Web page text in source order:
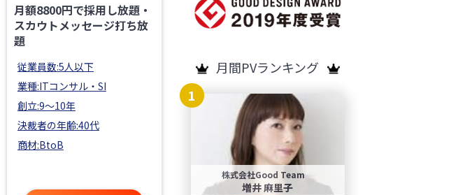
月額8800円で採用し放題・
スカウトメッセージ打ち放
題
従業員数:5人以下
業種:ITコンサル・SI
創立:9〜10年
決裁者の年齢:40代
商材:BtoB
月間PVランキング
1
株式会社Good Team
増井 麻里子